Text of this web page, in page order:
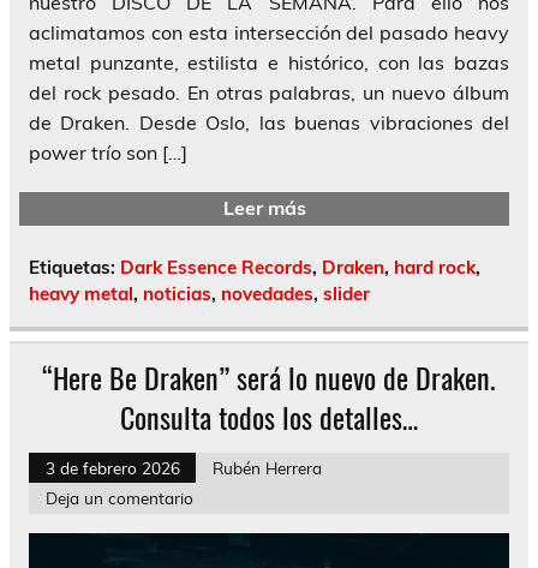
aclimatamos con esta intersección del pasado heavy
metal punzante, estilista e histórico, con las bazas
del rock pesado. En otras palabras, un nuevo álbum
de Draken. Desde Oslo, las buenas vibraciones del
power trío son […]
Leer más
Etiquetas: Dark Essence Records, Draken, hard rock,
heavy metal, noticias, novedades, slider
“Here Be Draken” será lo nuevo de Draken.
Consulta todos los detalles…
3 de febrero 2026
Rubén Herrera
Deja un comentario